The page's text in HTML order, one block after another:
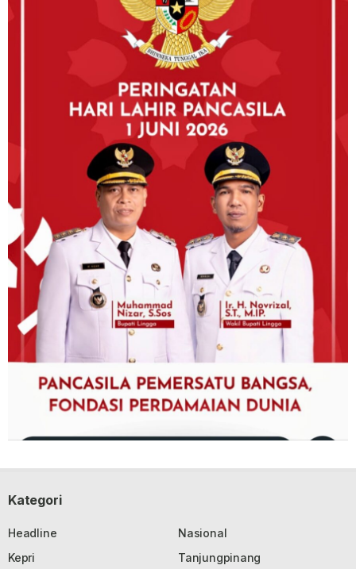
Kategori
Headline
Nasional
Kepri
Tanjungpinang